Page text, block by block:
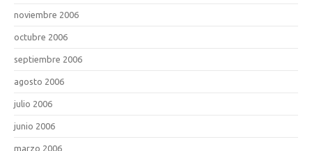
noviembre 2006
octubre 2006
septiembre 2006
agosto 2006
julio 2006
junio 2006
marzo 2006